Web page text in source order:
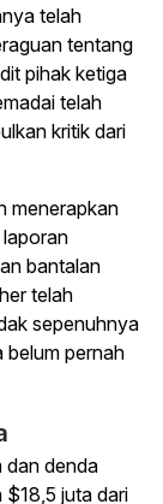
telah
tentang
pihak ketiga
telah
kritik dari
menerapkan
bantalan
telah
sepenuhnya
belum pernah
dan denda
$18,5 juta dari